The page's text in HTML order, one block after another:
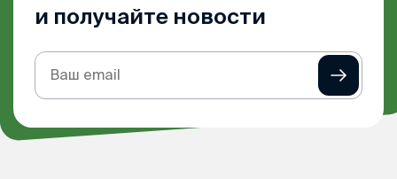
и получайте новости
Подписка
на